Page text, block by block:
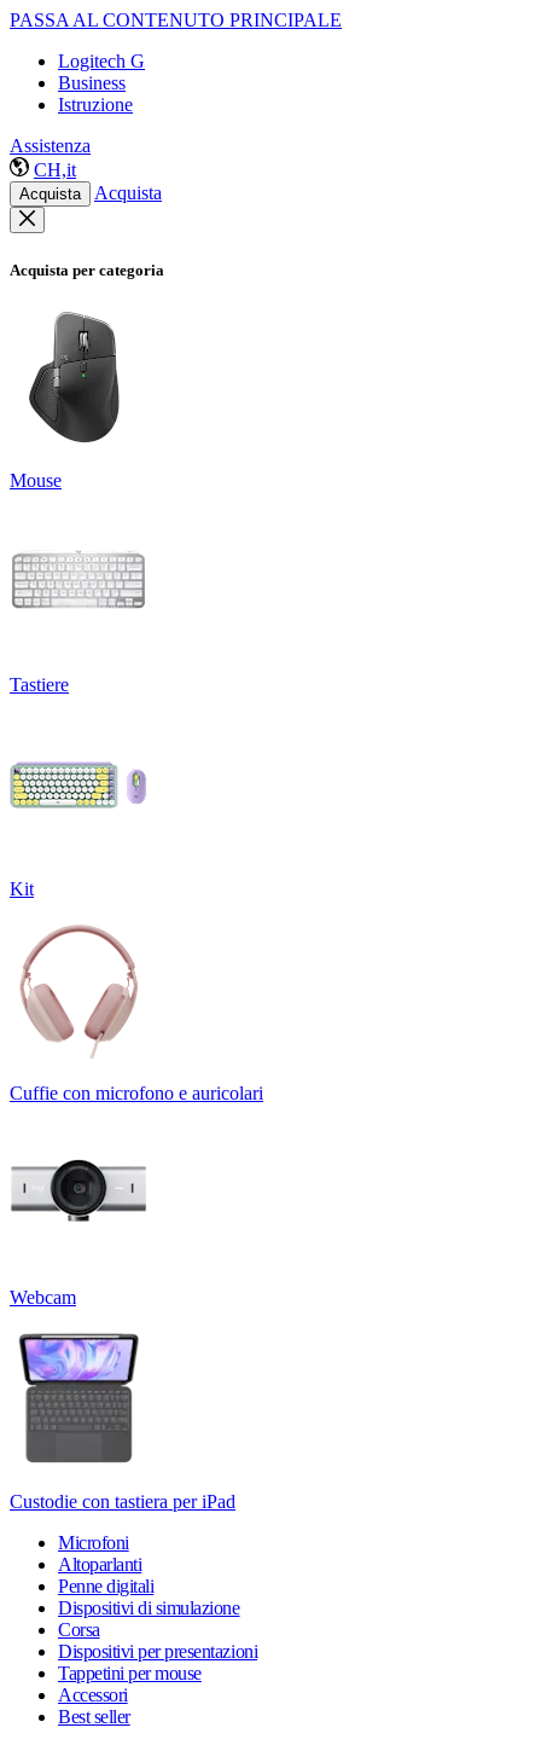
PASSA AL CONTENUTO PRINCIPALE
Logitech G
Business
Istruzione
Assistenza
CH,it
Acquista Acquista
Acquista per categoria
Mouse
Tastiere
Kit
Cuffie con microfono e auricolari
Webcam
Custodie con tastiera per iPad
Microfoni
Altoparlanti
Penne digitali
Dispositivi di simulazione
Corsa
Dispositivi per presentazioni
Tappetini per mouse
Accessori
Best seller